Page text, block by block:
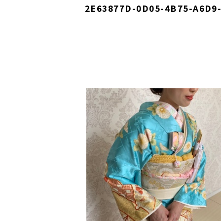
2E63877D-0D05-4B75-